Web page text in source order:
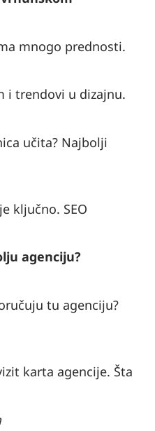
mnogo prednosti.
i trendovi u dizajnu.
učita? Najbolji
ključno. SEO
agenciju?
tu agenciju?
karta agencije. Šta